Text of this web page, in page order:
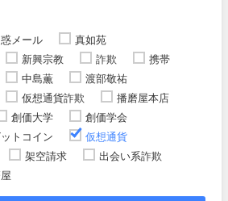
メール
真如苑
新興宗教 詐欺
携帯
中島薫
渡部敬祐
仮想通貨詐欺
播磨屋本店
創価大学
創価学会
ットコイン
仮想通貨
架空請求
出会い系詐欺